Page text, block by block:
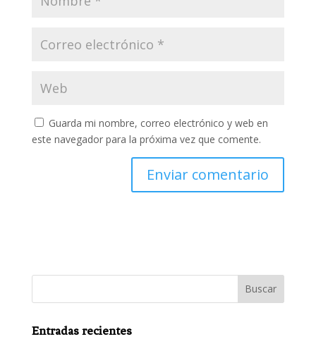
Guarda mi nombre, correo electrónico y web en
este navegador para la próxima vez que comente.
Entradas recientes